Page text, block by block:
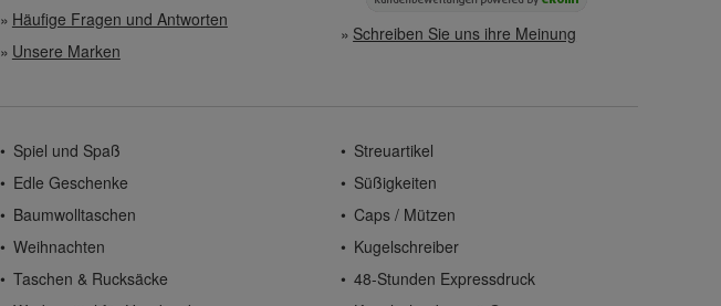
Häufige Fragen und Antworten
Unsere Marken
Schreiben Sie uns ihre Meinung
Spiel und Spaß
Streuartikel
Edle Geschenke
Süßigkeiten
Baumwolltaschen
Caps / Mützen
Weihnachten
Kugelschreiber
Taschen & Rucksäcke
48-Stunden Expressdruck